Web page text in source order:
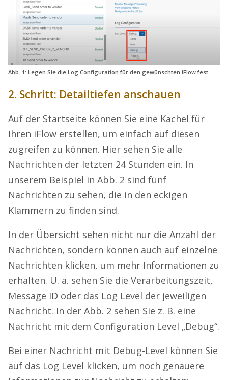
Abb. 1: Legen Sie die Log Configuration für den gewünschten iFlow fest.
2. Schritt: Detailtiefen anschauen
Auf der Startseite können Sie eine Kachel für
Ihren iFlow erstellen, um einfach auf diesen
zugreifen zu können. Hier sehen Sie alle
Nachrichten der letzten 24 Stunden ein. In
unserem Beispiel in Abb. 2 sind fünf
Nachrichten zu sehen, die in den eckigen
Klammern zu finden sind.
In der Übersicht sehen nicht nur die Anzahl der
Nachrichten, sondern können auch auf einzelne
Nachrichten klicken, um mehr Informationen zu
erhalten. U. a. sehen Sie die Verarbeitungszeit,
Message ID oder das Log Level der jeweiligen
Nachricht. In der Abb. 2 sehen Sie z. B. eine
Nachricht mit dem Configuration Level „Debug“.
Bei einer Nachricht mit Debug-Level können Sie
auf das Log Level klicken, um noch genauere